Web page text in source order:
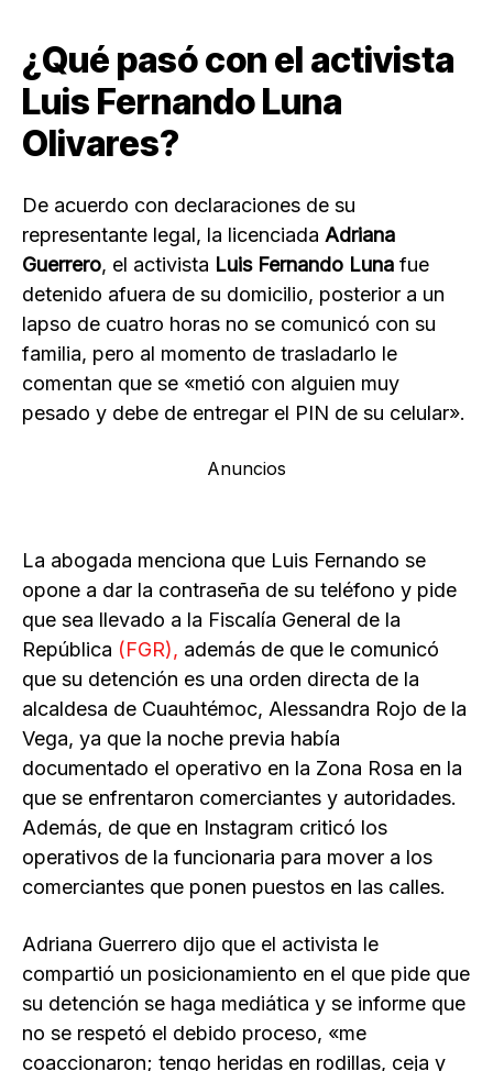
¿Qué pasó con el activista
Luis Fernando Luna
Olivares?
De acuerdo con declaraciones de su
representante legal, la licenciada Adriana
Guerrero, el activista Luis Fernando Luna fue
detenido afuera de su domicilio, posterior a un
lapso de cuatro horas no se comunicó con su
familia, pero al momento de trasladarlo le
comentan que se «metió con alguien muy
pesado y debe de entregar el PIN de su celular».
Anuncios
La abogada menciona que Luis Fernando se
opone a dar la contraseña de su teléfono y pide
que sea llevado a la Fiscalía General de la
República (FGR), además de que le comunicó
que su detención es una orden directa de la
alcaldesa de Cuauhtémoc, Alessandra Rojo de la
Vega, ya que la noche previa había
documentado el operativo en la Zona Rosa en la
que se enfrentaron comerciantes y autoridades.
Además, de que en Instagram criticó los
operativos de la funcionaria para mover a los
comerciantes que ponen puestos en las calles.
Adriana Guerrero dijo que el activista le
compartió un posicionamiento en el que pide que
su detención se haga mediática y se informe que
no se respetó el debido proceso, «me
coaccionaron; tengo heridas en rodillas, ceja y